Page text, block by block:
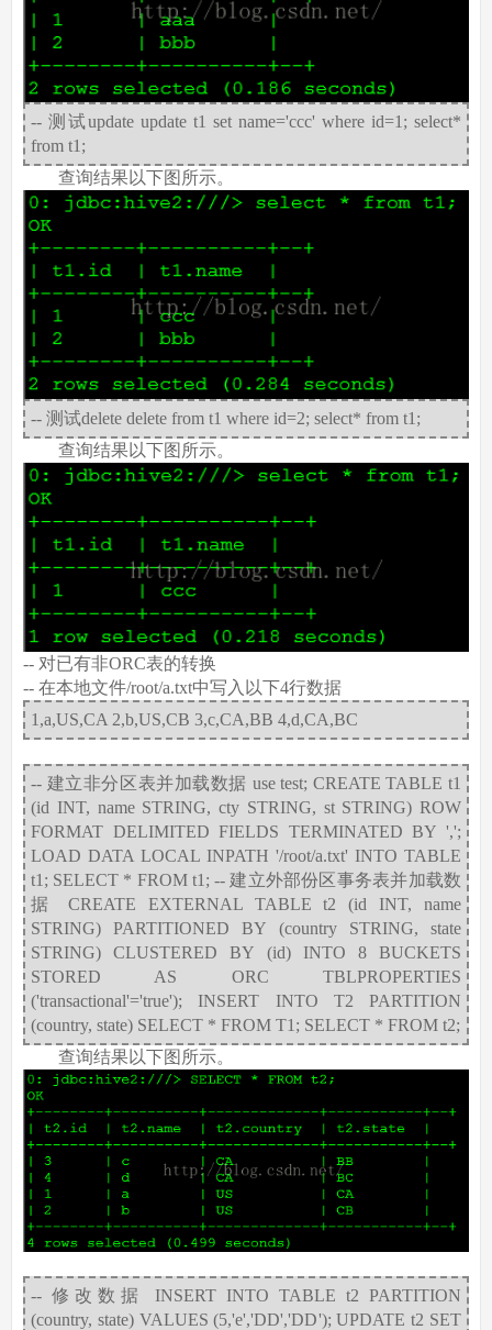
-- 测试update update t1 set name='ccc' where id=1; select*
from t1;
查询结果以下图所示。
-- 测试delete delete from t1 where id=2; select* from t1;
查询结果以下图所示。
-- 对已有非ORC表的转换
-- 在本地文件/root/a.txt中写入以下4行数据
1,a,US,CA 2,b,US,CB 3,c,CA,BB 4,d,CA,BC
-- 建立非分区表并加载数据 use test; CREATE TABLE t1
(id INT, name STRING, cty STRING, st STRING) ROW
FORMAT DELIMITED FIELDS TERMINATED BY ',';
LOAD DATA LOCAL INPATH '/root/a.txt' INTO TABLE
t1; SELECT * FROM t1; -- 建立外部份区事务表并加载数
据 CREATE EXTERNAL TABLE t2 (id INT, name
STRING) PARTITIONED BY (country STRING, state
STRING) CLUSTERED BY (id) INTO 8 BUCKETS
STORED AS ORC TBLPROPERTIES
('transactional'='true'); INSERT INTO T2 PARTITION
(country, state) SELECT * FROM T1; SELECT * FROM t2;
查询结果以下图所示。
-- 修改数据 INSERT INTO TABLE t2 PARTITION
(country, state) VALUES (5,'e','DD','DD'); UPDATE t2 SET